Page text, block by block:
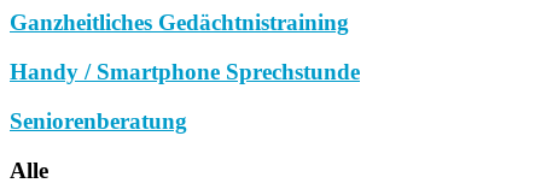
Ganzheitliches Gedächtnistraining
Handy / Smartphone Sprechstunde
Seniorenberatung
Alle